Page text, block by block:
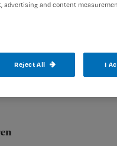
advertising and content
Reject All I